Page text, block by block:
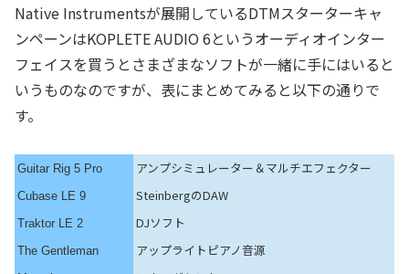
Native Instrumentsが展開しているDTMスターターキャ
ンペーンはKOPLETE AUDIO 6というオーディオインター
フェイスを買うとさまざまなソフトが一緒に手にはいると
いうものなのですが、表にまとめてみると以下の通りで
す。
Guitar Rig 5 Pro アンプシミュレーター＆マルチエフェクター
Cubase LE 9 SteinbergのDAW
Traktor LE 2 DJソフト
The Gentleman アップライトピアノ音源